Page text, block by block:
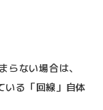
らない場合は、
いる「回線」自体